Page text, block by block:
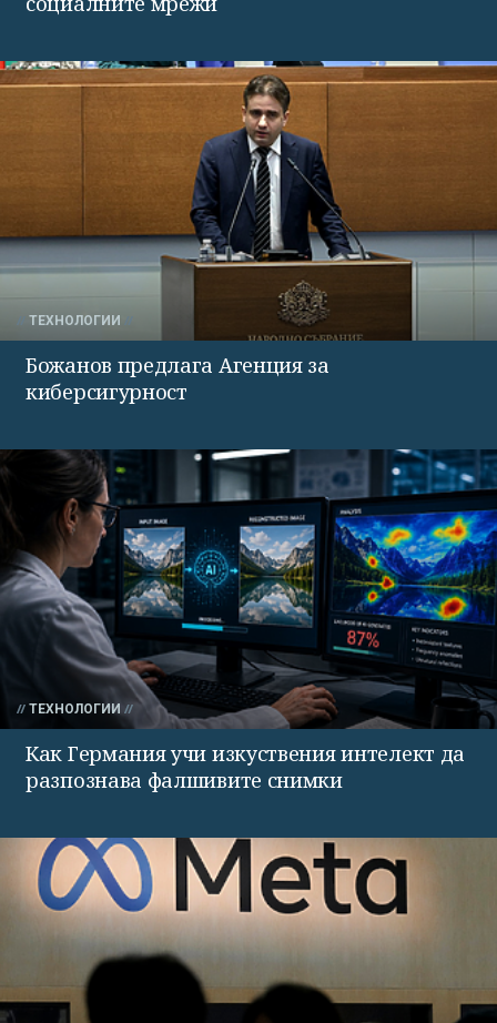
ТЕХНОЛОГИИ
Божанов предлага Агенция за
киберсигурност
ТЕХНОЛОГИИ
Как Германия учи изкуствения интелект да
разпознава фалшивите снимки